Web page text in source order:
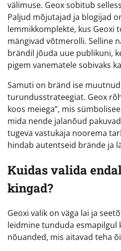
välimuse. Geox sobitub
Paljud mõjutajad ja blogijad
lemmikkomplekte, kus Geoxi
mängivad võtmerolli. Selline
brändil jõuda uue publikuni,
pigem vanematele sobivaks
Samuti on bränd ise
turundusstrateegiat. Geox
koos meiega”, mis
mida nende jalanõud
tugeva vastukaja noorema
hindab autentseid brände ja
Kuidas valida
kingad?
Geoxi valik on väga lai ja
leidmine tunduda esmapilgul
nõuanded, mis aitavad teha